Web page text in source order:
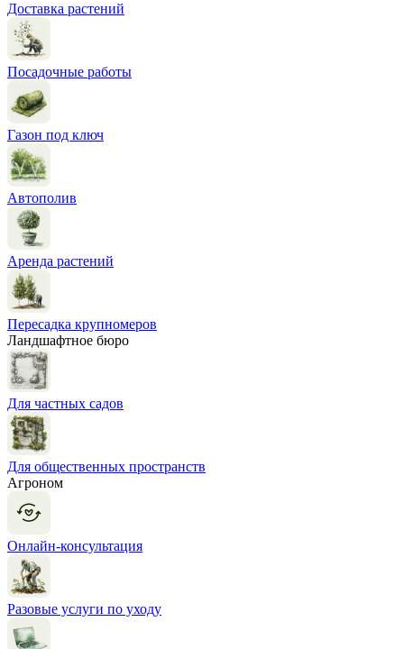
Доставка растений
Посадочные работы
Газон под ключ
Автополив
Аренда растений
Пересадка крупномеров
Ландшафтное бюро
Для частных садов
Для общественных пространств
Агроном
Онлайн-консультация
Разовые услуги по уходу